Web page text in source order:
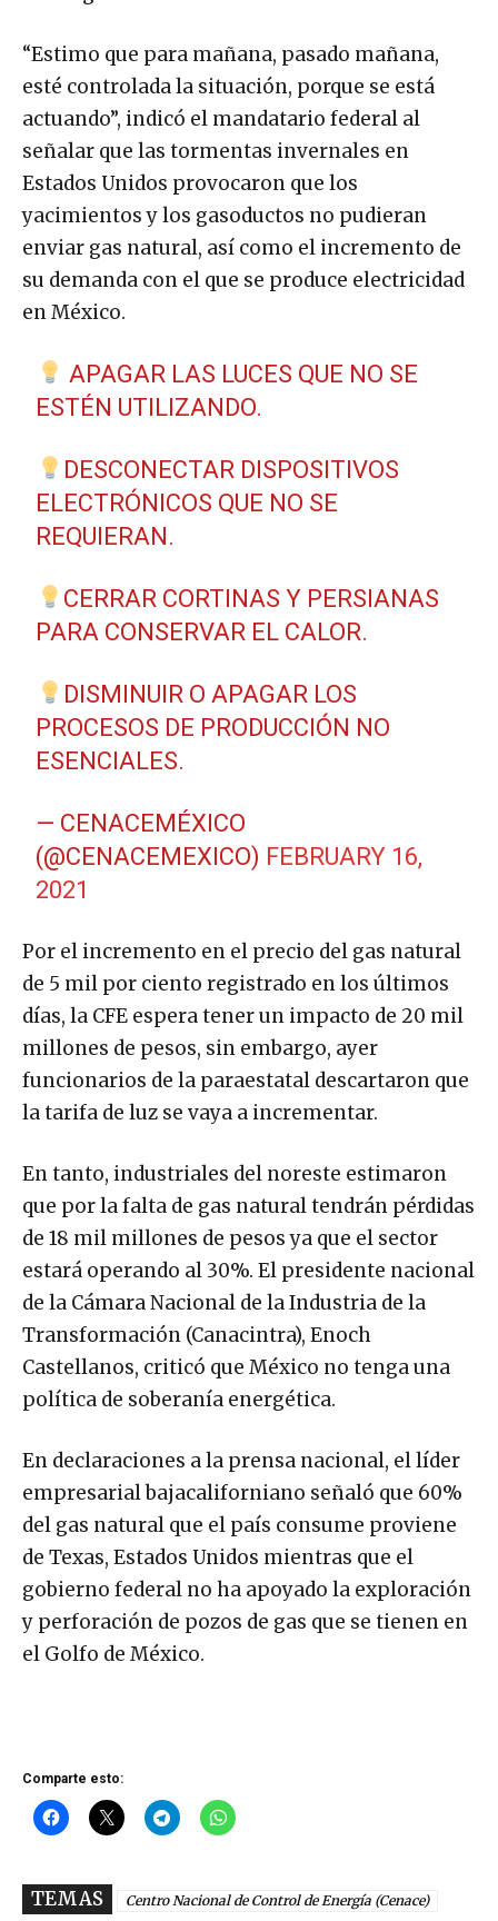
“Estimo que para mañana, pasado mañana,
esté controlada la situación, porque se está
actuando”, indicó el mandatario federal al
señalar que las tormentas invernales en
Estados Unidos provocaron que los
yacimientos y los gasoductos no pudieran
enviar gas natural, así como el incremento de
su demanda con el que se produce electricidad
en México.
APAGAR LAS LUCES QUE NO SE
ESTÉN UTILIZANDO.
DESCONECTAR DISPOSITIVOS
ELECTRÓNICOS QUE NO SE
REQUIERAN.
CERRAR CORTINAS Y PERSIANAS
PARA CONSERVAR EL CALOR.
DISMINUIR O APAGAR LOS
PROCESOS DE PRODUCCIÓN NO
ESENCIALES.
— CENACEMÉXICO
(@CENACEMEXICO) FEBRUARY 16,
2021
Por el incremento en el precio del gas natural
de 5 mil por ciento registrado en los últimos
días, la CFE espera tener un impacto de 20 mil
millones de pesos, sin embargo, ayer
funcionarios de la paraestatal descartaron que
la tarifa de luz se vaya a incrementar.
En tanto, industriales del noreste estimaron
que por la falta de gas natural tendrán pérdidas
de 18 mil millones de pesos ya que el sector
estará operando al 30%. El presidente nacional
de la Cámara Nacional de la Industria de la
Transformación (Canacintra), Enoch
Castellanos, criticó que México no tenga una
política de soberanía energética.
En declaraciones a la prensa nacional, el líder
empresarial bajacaliforniano señaló que 60%
del gas natural que el país consume proviene
de Texas, Estados Unidos mientras que el
gobierno federal no ha apoyado la exploración
y perforación de pozos de gas que se tienen en
el Golfo de México.
Comparte esto:
TEMAS
Centro Nacional de Control de Energía (Cenace)